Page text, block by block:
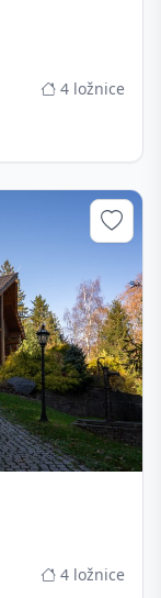
4 ložnice
4 ložnice